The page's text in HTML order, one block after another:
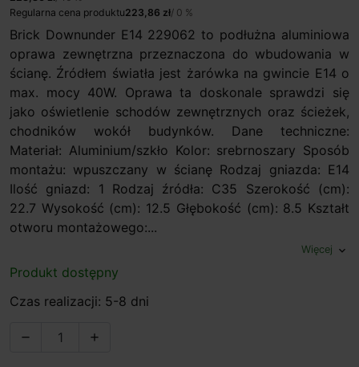
Regularna cena produktu223,86 zł/ 0 %
Brick Downunder E14 229062 to podłużna aluminiowa
oprawa zewnętrzna przeznaczona do wbudowania w
ścianę. Źródłem światła jest żarówka na gwincie E14 o
max. mocy 40W. Oprawa ta doskonale sprawdzi się
jako oświetlenie schodów zewnętrznych oraz ścieżek,
chodników wokół budynków. Dane techniczne:
Materiał: Aluminium/szkło Kolor: srebrnoszary Sposób
montażu: wpuszczany w ścianę Rodzaj gniazda: E14
Ilość gniazd: 1 Rodzaj źródła: C35 Szerokość (cm):
22.7 Wysokość (cm): 12.5 Głębokość (cm): 8.5 Kształt
otworu montażowego:...
Więcej expand_more
Produkt dostępny
Czas realizacji: 5-8 dni
 